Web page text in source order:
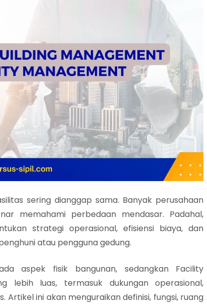
sering dianggap sama. Banyak perusahaan
memahami perbedaan mendasar. Padahal,
strategi operasional, efisiensi biaya, dan
atau pengguna gedung.
aspek fisik bangunan, sedangkan Facility
lebih luas, termasuk dukungan operasional,
Artikel ini akan menguraikan definisi, fungsi, ruang